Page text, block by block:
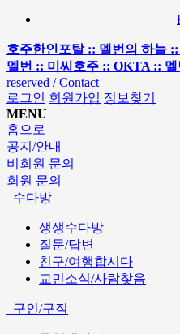
호주한인포탈 :: 멜번의 하늘
멜번 :: 미씨호주 :: OKTA ::
reserved / Contact
로그인 회원가입 정보찾기
MENU
홈으로
공지/안내
비회원 문의
회원 문의
수다방
생생수다방
질문/답변
친구/여행합시다
교민소식/사람찾음
구인/구직